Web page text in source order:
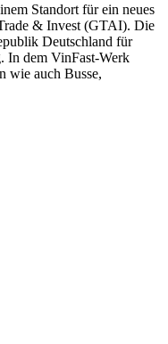
Standort für ein neues
& Invest (GTAI). Die
Deutschland für
In dem VinFast-Werk
wie auch Busse,